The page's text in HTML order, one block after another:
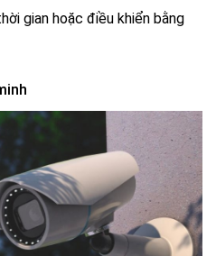
gian hoặc điều khiển bằng